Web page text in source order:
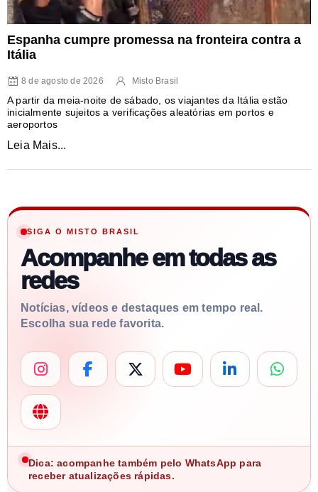
Espanha cumpre promessa na fronteira contra a
Itália
8 de agosto de 2026 Misto Brasil
A partir da meia-noite de sábado, os viajantes da Itália estão
inicialmente sujeitos a verificações aleatórias em portos e
aeroportos
Leia Mais...
SIGA O MISTO BRASIL
Acompanhe em todas as
redes
Notícias, vídeos e destaques em tempo real.
Escolha sua rede favorita.
Dica: acompanhe também pelo WhatsApp para
receber atualizações rápidas.